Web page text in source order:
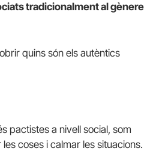
tradicionalment al gènere
quins són els autèntics
pactistes a nivell social, som
coses i calmar les situacions.